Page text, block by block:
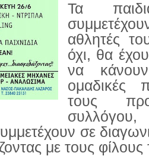
Τα
αθλητές
όχι, θα
να
ομαδικές
τους
σε
με τους φίλους